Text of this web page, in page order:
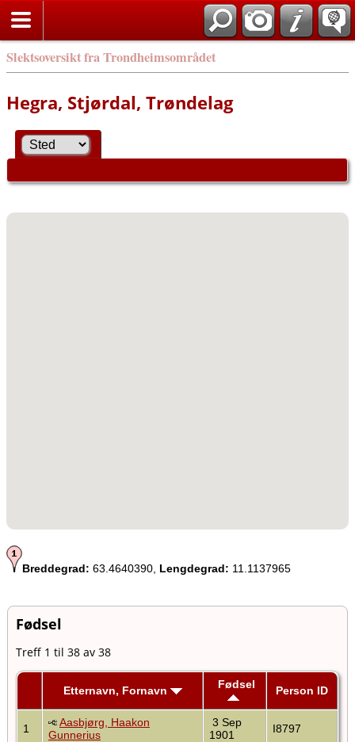
Slektsoversikt fra Trondheimsområdet
Hegra, Stjørdal, Trøndelag
Breddegrad: 63.4640390, Lengdegrad: 11.1137965
Fødsel
Treff 1 til 38 av 38
Etternavn, Fornavn Fødsel Person ID
1
Aasbjørg, Haakon
Gunnerius
3 Sep
1901
I8797